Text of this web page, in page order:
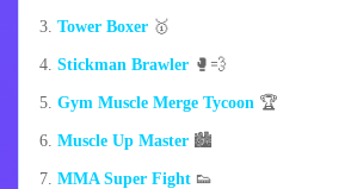
Tower Boxer 🥇
Stickman Brawler 🥊💨
Gym Muscle Merge Tycoon 🏆
Muscle Up Master 🏙️
MMA Super Fight 👟